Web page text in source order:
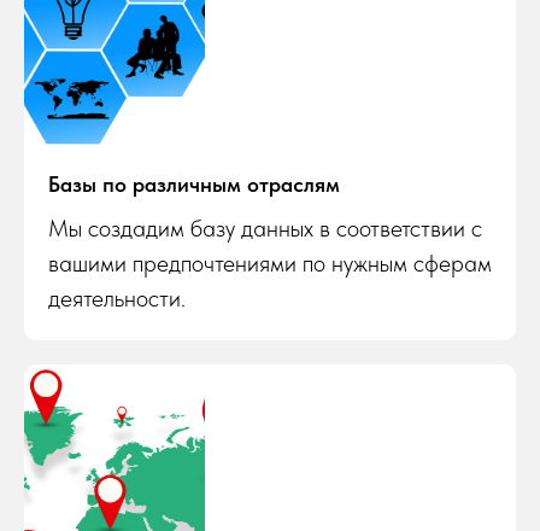
Базы по различным отраслям
Мы создадим базу данных в соответствии с
вашими предпочтениями по нужным сферам
деятельности.